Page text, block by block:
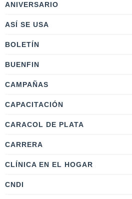
ANIVERSARIO
ASÍ SE USA
BOLETÍN
BUENFIN
CAMPAÑAS
CAPACITACIÓN
CARACOL DE PLATA
CARRERA
CLÍNICA EN EL HOGAR
CNDI